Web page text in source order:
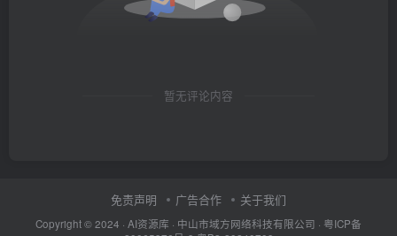
暂无评论内容
免责声明 广告合作 关于我们
Copyright © 2024 · AI资源库 · 中山市域方网络科技有限公司 · 粤ICP备